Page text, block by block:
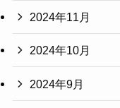
2024年11月
2024年10月
2024年9月